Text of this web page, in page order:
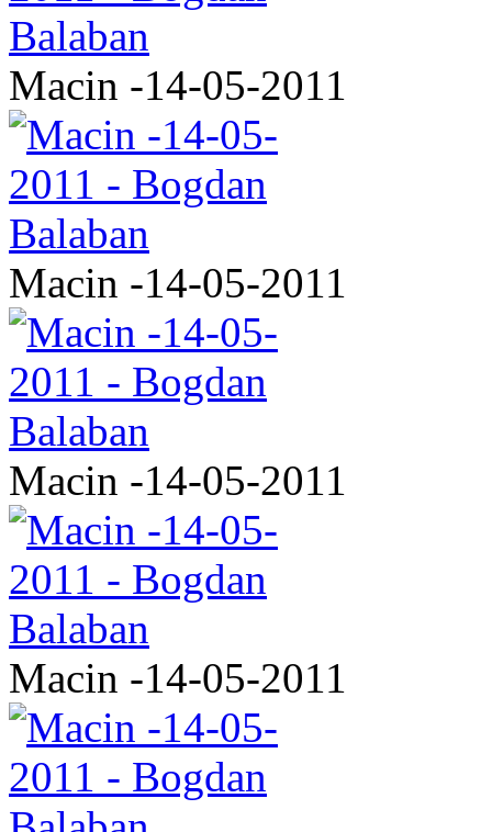
Macin -14-05-2011
Macin -14-05-2011
Macin -14-05-2011
Macin -14-05-2011